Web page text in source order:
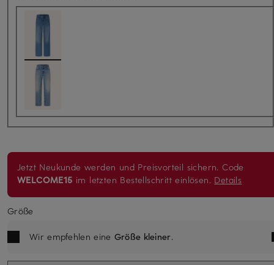
Jetzt Neukunde werden und Preisvorteil sichern. Code
WELCOME15 im letzten Bestellschritt einlösen. Details
Größe
Wir empfehlen eine Größe kleiner.